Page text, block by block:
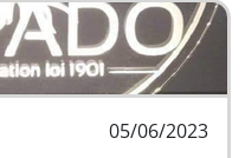
05/06/2023